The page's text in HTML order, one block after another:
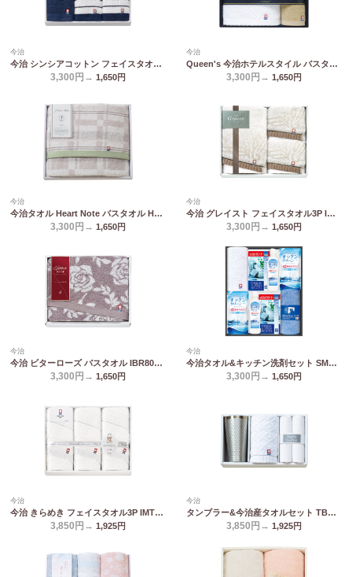
今治
今治 シンシアコットン フェイスタオル3P S-10300
3,300円→ 1,650円
今治
Queen's 今治ホテルスタイル バスタオル&ハンドタオル TQS3007714
3,300円→ 1,650円
今治
今治タオル Heart Note バスタオル HN-0031
3,300円→ 1,650円
今治
今治 グレイスト フェイスタオル3P IGY26300
3,300円→ 1,650円
今治
今治 ビターローズ バスタオル IBR80300
3,300円→ 1,650円
今治
今治タオル&キッチン洗剤セット SMA30
3,300円→ 1,650円
今治
今治 きらめき フェイスタオル3P IMT8350
3,850円→ 1,925円
今治
タンブラー&今治産タオルセット TBR-038
3,850円→ 1,925円